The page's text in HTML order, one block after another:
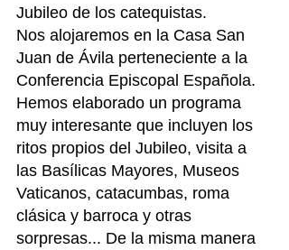
Jubileo de los catequistas.
Nos alojaremos en la Casa San
Juan de Ávila perteneciente a la
Conferencia Episcopal Española.
Hemos elaborado un programa
muy interesante que incluyen los
ritos propios del Jubileo, visita a
las Basílicas Mayores, Museos
Vaticanos, catacumbas, roma
clásica y barroca y otras
sorpresas... De la misma manera